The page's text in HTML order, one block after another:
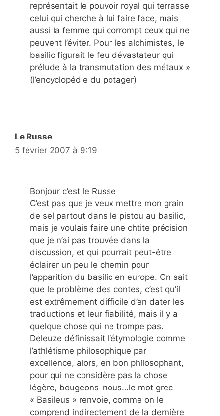
représentait le pouvoir royal qui terrasse
celui qui cherche à lui faire face, mais
aussi la femme qui corrompt ceux qui ne
peuvent l’éviter. Pour les alchimistes, le
basilic figurait le feu dévastateur qui
prélude à la transmutation des métaux »
(l’encyclopédie du potager)
Le Russe
5 février 2007 à 9:19
Bonjour c’est le Russe
C’est pas que je veux mettre mon grain
de sel partout dans le pistou au basilic,
mais je voulais faire une chtite précision
que je n’ai pas trouvée dans la
discussion, et qui pourrait peut-être
éclairer un peu le chemin pour
l’apparition du basilic en europe. On sait
que le problème des contes, c’est qu’il
est extrêmement difficile d’en dater les
traductions et leur fiabilité, mais il y a
quelque chose qui ne trompe pas.
Deleuze définissait l’étymologie comme
l’athlétisme philosophique par
excellence, alors, en bon philosophant,
pour qui ne considère pas la chose
légère, bougeons-nous…le mot grec
« Basileus » renvoie, comme on le
comprend indirectement de la dernière